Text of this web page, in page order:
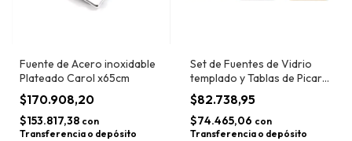
Fuente de Acero inoxidable
Plateado Carol x65cm
$170.908,20
$153.817,38 con
Transferencia o depósito
Set de Fuentes de Vidrio
templado y Tablas de Picar
de Madera Carol 3pzs
$82.738,95
$74.465,06 con
Transferencia o depósito